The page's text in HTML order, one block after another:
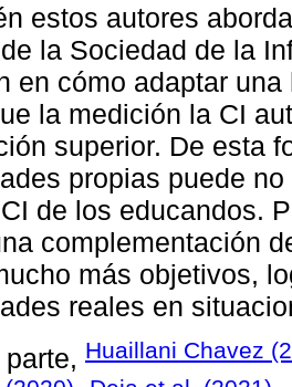
estos autores
la Sociedad de la
en cómo adaptar
la medición la CI
superior. De esta
propias puede
de los educandos.
complementación
más objetivos,
reales en
Huaillani Chavez